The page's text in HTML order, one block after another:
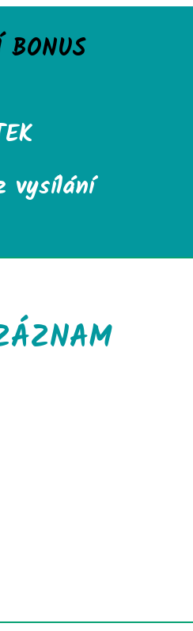
vysílání